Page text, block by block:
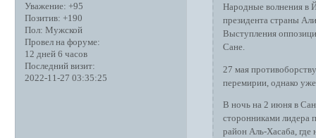
Уважение: +95
Позитив: +190
Пол: Мужской
Провел на форуме:
12 дней 6 часов
Последний визит:
2022-11-27 03:35:25
Народные волнения в
президента страны
Выступления
Сане.
27 мая
перемирии, однако
В ночь на 2 июня в
сторонниками лидера
район Аль-Хасаба, где